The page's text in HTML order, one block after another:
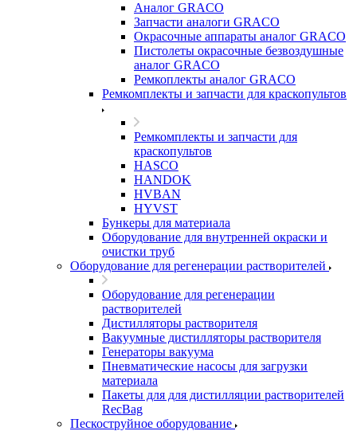
Аналог GRACO
Запчасти аналоги GRACO
Окрасочные аппараты аналог GRACO
Пистолеты окрасочные безвоздушные
аналог GRACO
Ремкоплекты аналог GRACO
Ремкомплекты и запчасти для краскопультов
Ремкомплекты и запчасти для
краскопультов
HASCO
HANDOK
HVBAN
HYVST
Бункеры для материала
Оборудование для внутренней окраски и
очистки труб
Оборудование для регенерации растворителей
Оборудование для регенерации
растворителей
Дистилляторы растворителя
Вакуумные дистилляторы растворителя
Генераторы вакуума
Пневматические насосы для загрузки
материала
Пакеты для для дистилляции растворителей
RecBag
Пескоструйное оборудование